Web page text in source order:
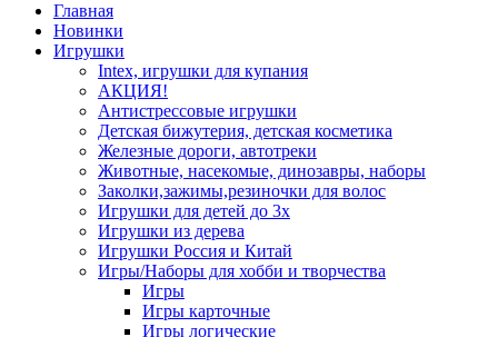
Главная
Новинки
Игрушки
Intex, игрушки для купания
АКЦИЯ!
Антистрессовые игрушки
Детская бижутерия, детская косметика
Железные дороги, автотреки
Животные, насекомые, динозавры, наборы
Заколки,зажимы,резиночки для волос
Игрушки для детей до 3х
Игрушки из дерева
Игрушки Россия и Китай
Игры/Наборы для хобби и творчества
Игры
Игры карточные
Игры логические